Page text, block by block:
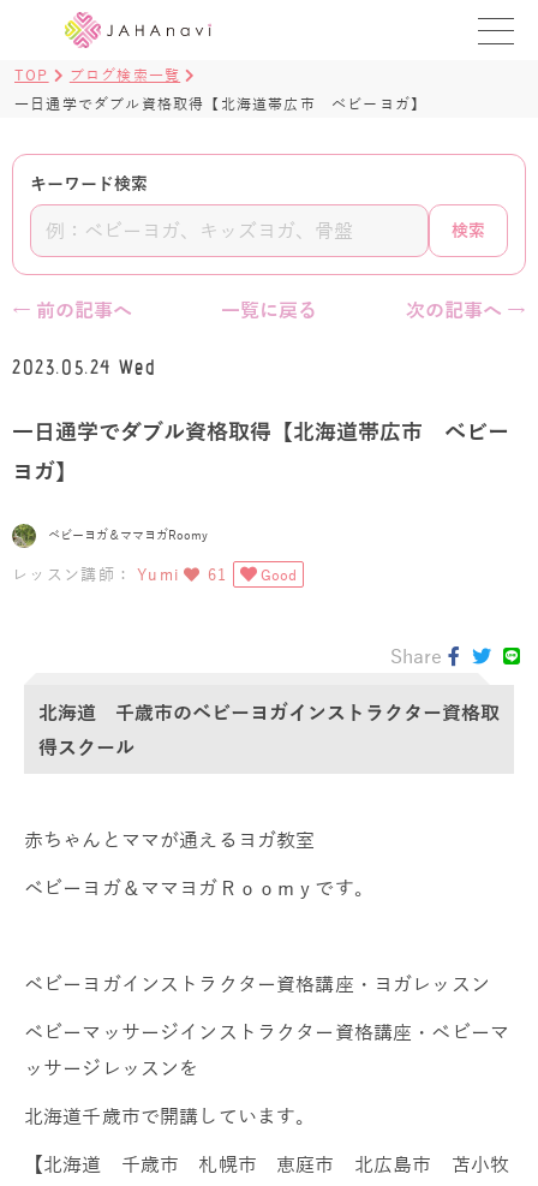
レッスンを探す
BLOG
ヨガ資格講座 ›
TOP
ブログ検索一覧
一日通学でダブル資格取得【北海道帯広市 べビーヨガ】
キーワード検索
検索
← 前の記事へ 一覧に戻る 次の記事へ →
2023.05.24 Wed
一日通学でダブル資格取得【北海道帯広市 べビー
ヨガ】
ベビーヨガ＆ママヨガRoomy
レッスン講師： Yumi 61 Good
Share
北海道 千歳市のベビーヨガインストラクター資格取
得スクール
赤ちゃんとママが通えるヨガ教室
ベビーヨガ＆ママヨガＲｏｏｍｙです。
ベビーヨガインストラクター資格講座・ヨガレッスン
ベビーマッサージインストラクター資格講座・ベビーマ
ッサージレッスンを
北海道千歳市で開講しています。
【北海道 千歳市 札幌市 恵庭市 北広島市 苫小牧